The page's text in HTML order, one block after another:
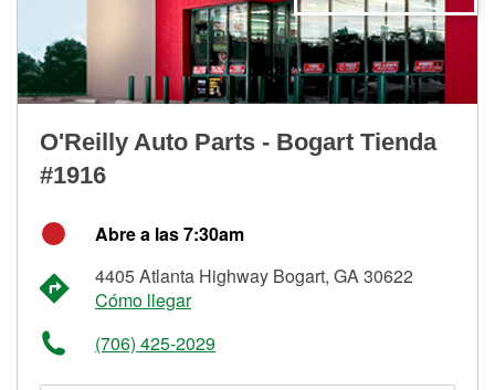
O'Reilly Auto Parts - Bogart Tienda
#1916
Abre a las 7:30am
4405 Atlanta Highway Bogart, GA 30622
Cómo llegar
(706) 425-2029